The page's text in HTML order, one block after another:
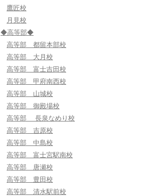
鷹匠校
月見校
◆高等部◆
高等部 都留本部校
高等部 大月校
高等部 富士吉田校
高等部 甲府南西校
高等部 山城校
高等部 御殿場校
高等部 長泉なめり校
高等部 吉原校
高等部 中島校
高等部 富士宮駅南校
高等部 唐瀬校
高等部 豊田校
高等部 清水駅前校